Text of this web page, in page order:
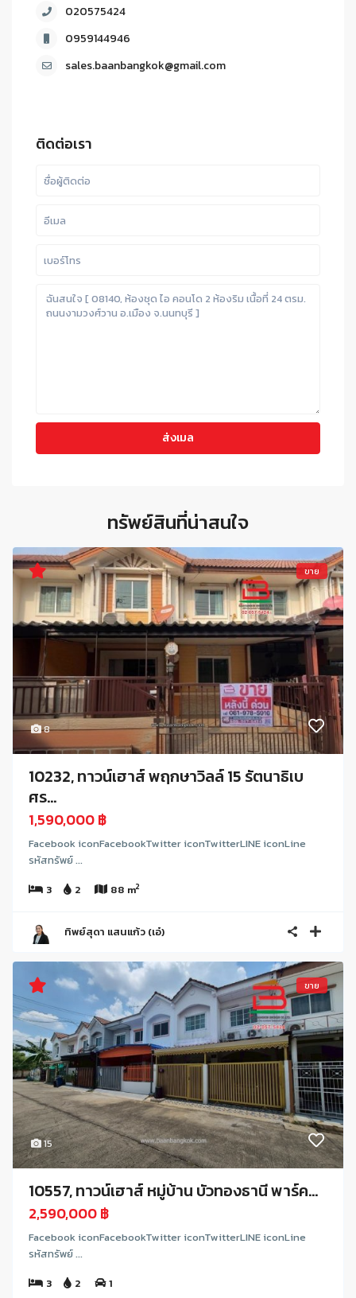
020575424
0959144946
sales.baanbangkok@gmail.com
ติดต่อเรา
ทรัพย์สินที่น่าสนใจ
8
ขาย
10232, ทาวน์เฮาส์ พฤกษาวิลล์ 15 รัตนาธิเบ
ศร...
1,590,000 ฿
Facebook iconFacebookTwitter iconTwitterLINE iconLine
รหัสทรัพย์ ...
3
2 88 m2
ทิพย์สุดา แสนแก้ว (เอ๋)
15
ขาย
10557, ทาวน์เฮาส์ หมู่บ้าน บัวทองธานี พาร์ค...
2,590,000 ฿
Facebook iconFacebookTwitter iconTwitterLINE iconLine
รหัสทรัพย์ ...
3
2 1